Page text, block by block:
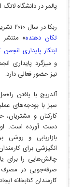
پالمر در دانشگاه لانگ
ربکا در سال ۲۰۱۰ نشریه‌­ای را با عنوان «
تکان دهنده» منتشر
ابتکار پایداری
و میزگرد پایداری
نیز حضور فعالی دارد.
آلدریچ با یافتن
سبز با بودجه­‌های
کارکنان و مشتریان،
دست آورده است. او
بازاریابی و روشی
انگیزشی برای
چالش­‌هایی را برای
صرفه­‌جویی در
کارمندان کتابخانه